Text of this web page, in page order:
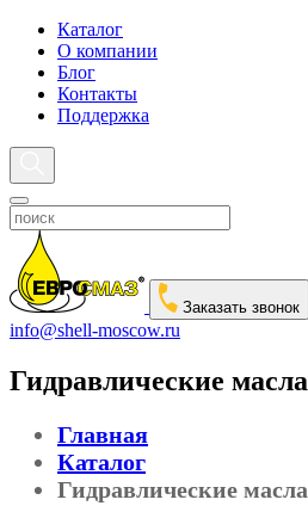
Каталог
О компании
Блог
Контакты
Поддержка
Заказать звонок
info@shell-moscow.ru
Гидравлические масла
Главная
Каталог
Гидравлические масла